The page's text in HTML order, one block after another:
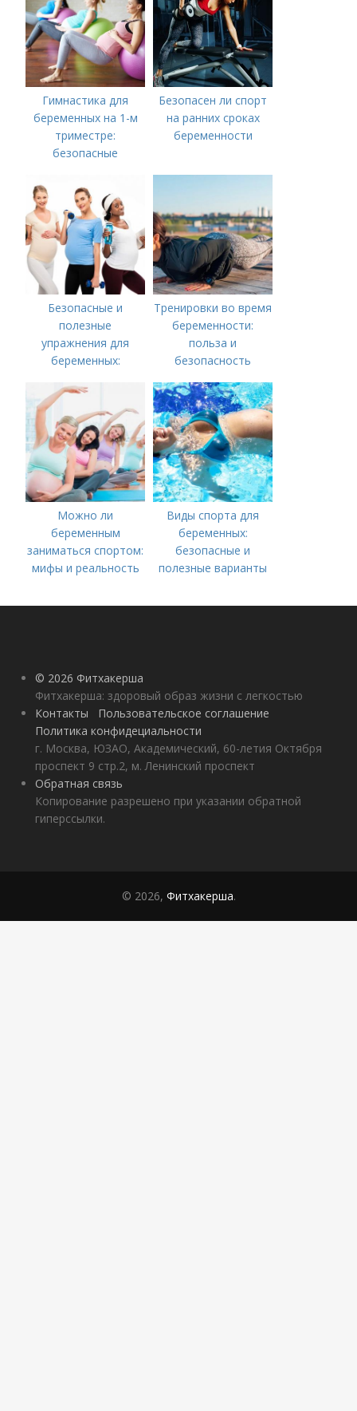
Гимнастика для
беременных на 1-м
триместре:
безопасные
здоровья
Безопасен ли спорт
на ранних сроках
беременности
Безопасные и
полезные
упражнения для
беременных:
будущих мам
Тренировки во время
беременности:
польза и
безопасность
Можно ли
беременным
заниматься спортом:
мифы и реальность
Виды спорта для
беременных:
безопасные и
полезные варианты
© 2026 Фитхакерша
Фитхакерша: здоровый образ жизни с легкостью
Контакты
Пользовательское соглашение
Политика конфидециальности
г. Москва, ЮЗАО, Академический, 60-летия Октября
проспект 9 стр.2, м. Ленинский проспект
Обратная связь
Копирование разрешено при указании обратной
гиперссылки.
© 2026, Фитхакерша.